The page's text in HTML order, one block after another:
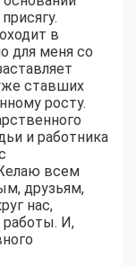
в
для меня со
ставших
росту.
и работника
всем
друзьям,
нас,
работы. И,